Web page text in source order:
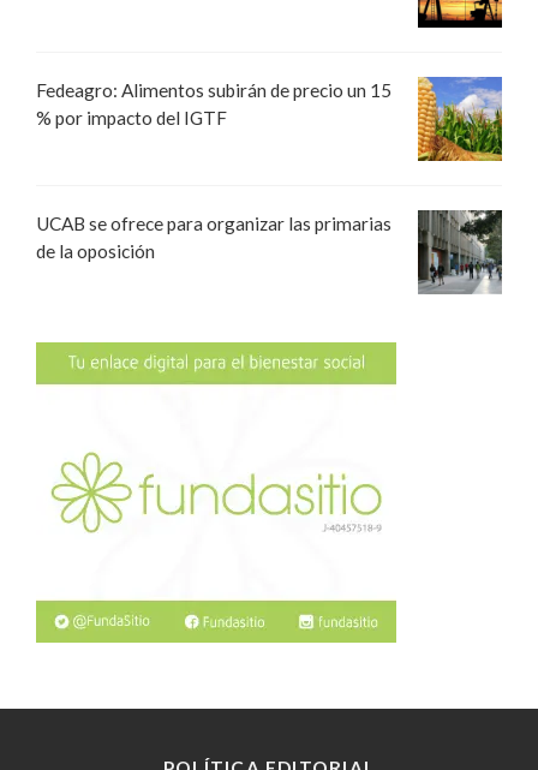
Fedeagro: Alimentos subirán de precio un 15
% por impacto del IGTF
UCAB se ofrece para organizar las primarias
de la oposición